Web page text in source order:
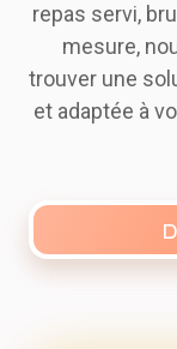
repas servi,
mesure,
trouver une
et adaptée à